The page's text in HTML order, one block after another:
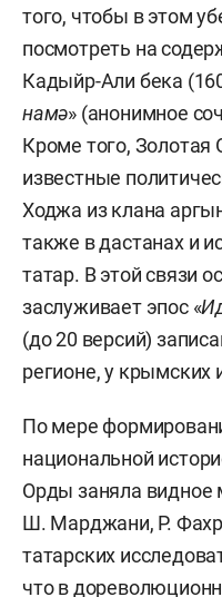
того, чтобы в этом
посмотреть на
Кадыйр-Али бека
намә» (анонимное
Кроме того, Золотая
известные
Ходжа из клана
также в дастанах и
татар. В этой связи
заслуживает эпос «
(до 20 версий)
регионе, у крымских
По мере
национальной
Орды заняла видное
Ш. Марджани, Р.
татарских
что в